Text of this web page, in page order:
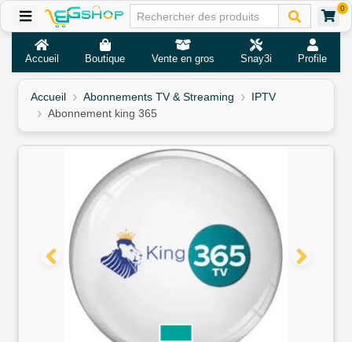
0
Accueil Boutique Vente en gros Snay3i Profile
Accueil Abonnements TV & Streaming
IPTV
Abonnement king 365